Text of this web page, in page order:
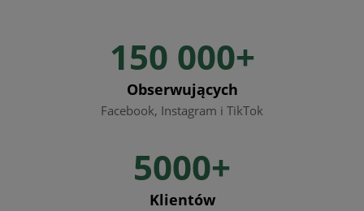
150 000+
Obserwujących
Facebook, Instagram i TikTok
5000+
Klientów